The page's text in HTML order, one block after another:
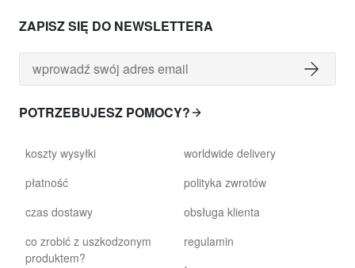
ZAPISZ SIĘ DO NEWSLETTERA
POTRZEBUJESZ POMOCY?
koszty wysyłki
płatność
czas dostawy
co zrobić z uszkodzonym
produktem?
worldwide delivery
polityka zwrotów
obsługa klienta
regulamin